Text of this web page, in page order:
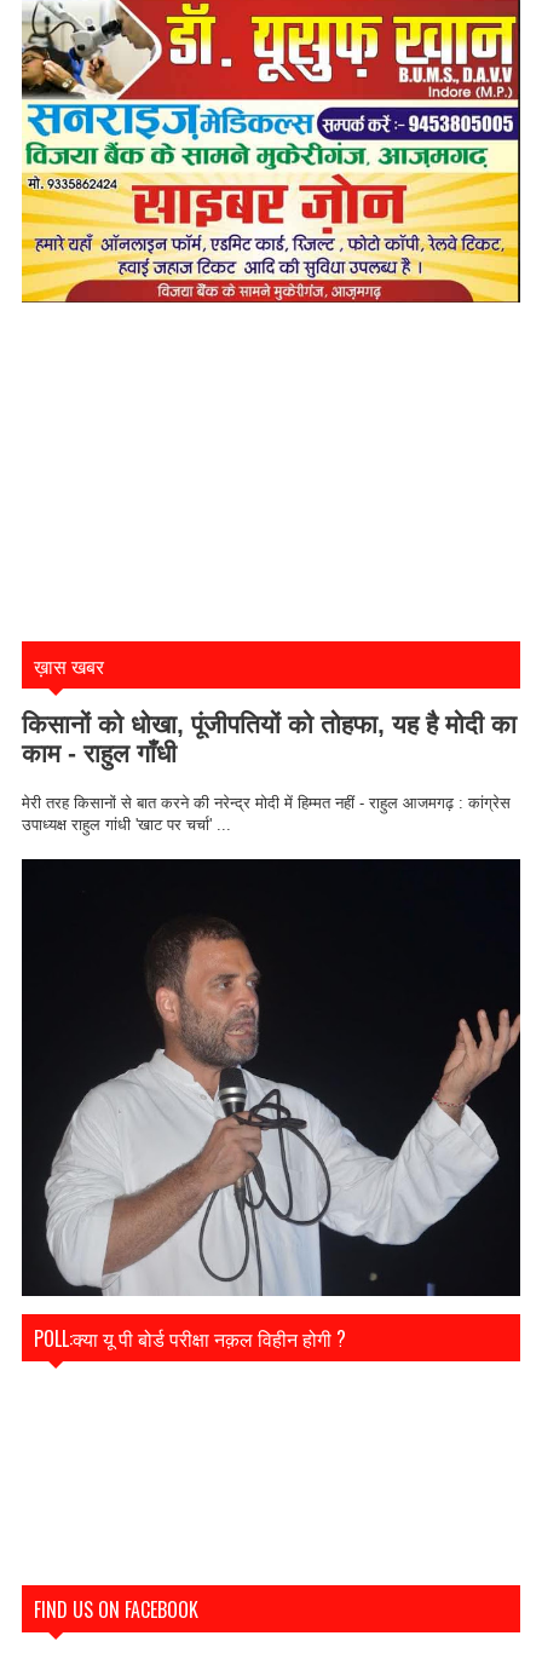
ख़ास खबर
किसानों को धोखा, पूंजीपतियों को तोहफा, यह है मोदी का
काम - राहुल गाँधी
मेरी तरह किसानों से बात करने की नरेन्द्र मोदी में हिम्मत नहीं - राहुल आजमगढ़ : कांग्रेस
उपाध्यक्ष राहुल गांधी 'खाट पर चर्चा' ...
POLL:क्या यू पी बोर्ड परीक्षा नक़ल विहीन होगी ?
FIND US ON FACEBOOK